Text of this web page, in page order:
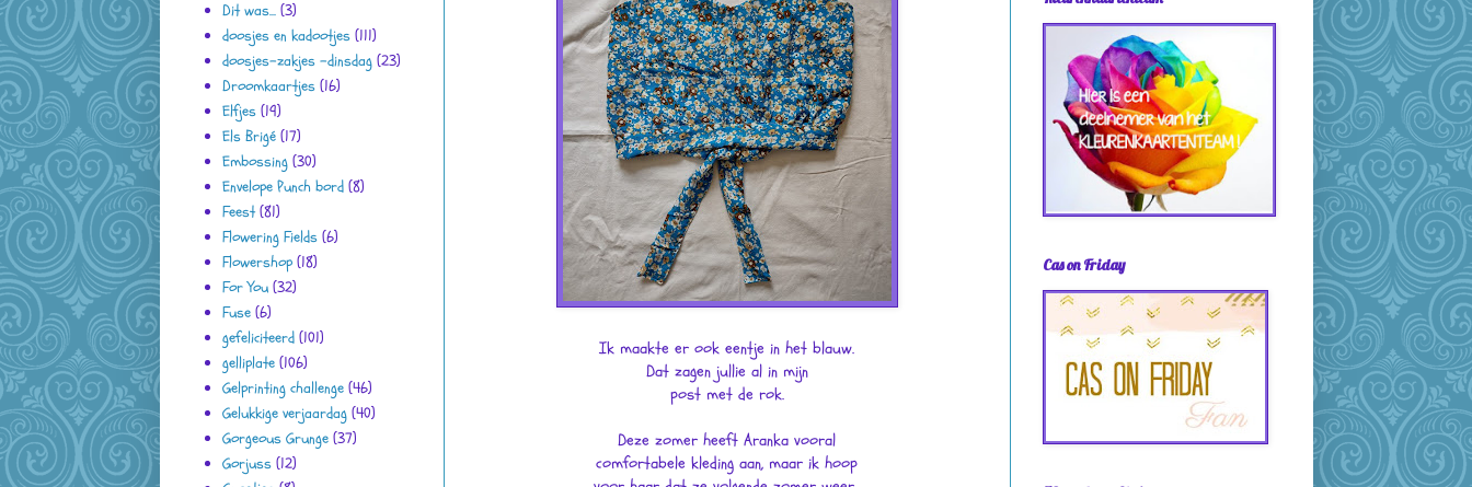
Ik maakte er ook eentje in het blauw.
Dat zagen jullie al in mijn
post met de rok.
Deze zomer heeft Aranka vooral
comfortabele kleding aan, maar ik hoop
Dit was... (3)
doosjes en kadootjes (111)
doosjes-zakjes -dinsdag (23)
Droomkaartjes (16)
Elfjes (19)
Els Brigé (17)
Embossing (30)
Envelope Punch bord (8)
Feest (81)
Flowering Fields (6)
Flowershop (18)
For You (32)
Fuse (6)
gefeliciteerd (101)
gelliplate (106)
Gelprinting challenge (46)
Gelukkige verjaardag (40)
Gorgeous Grunge (37)
Gorjuss (12)
Cas on Friday